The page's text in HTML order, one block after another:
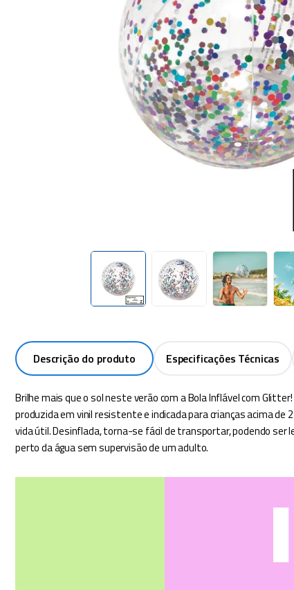
Descrição do produto Especificações Técnicas
Brilhe mais que o sol neste verão com a Bola Inflável com
produzida em vinil resistente e indicada para crianças acima
vida útil. Desinflada, torna-se fácil de transportar, podendo ser
perto da água sem supervisão de um adulto.
mop